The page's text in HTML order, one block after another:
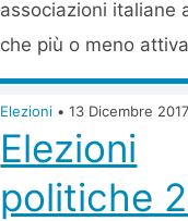
associazioni italiane
che più o meno
Elezioni • 13 Dicembre 2017
Elezioni
politiche